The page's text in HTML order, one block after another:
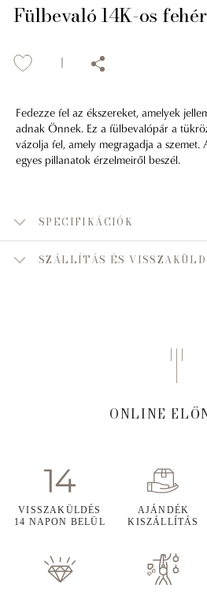
Fülbevaló 14K-os
Fedezze fel az ékszereket, amelyek
adnak Önnek. Ez a fülbevalópár a
vázolja fel, amely megragadja a szemet.
egyes pillanatok érzelmeiről beszél.
SPECIFIKÁCIÓK
SZÁLLÍTÁS ÉS
ONLINE
VISSZAKÜLDÉS
14 NAPON BELÜL
AJÁNDÉK
KISZÁLLÍTÁS